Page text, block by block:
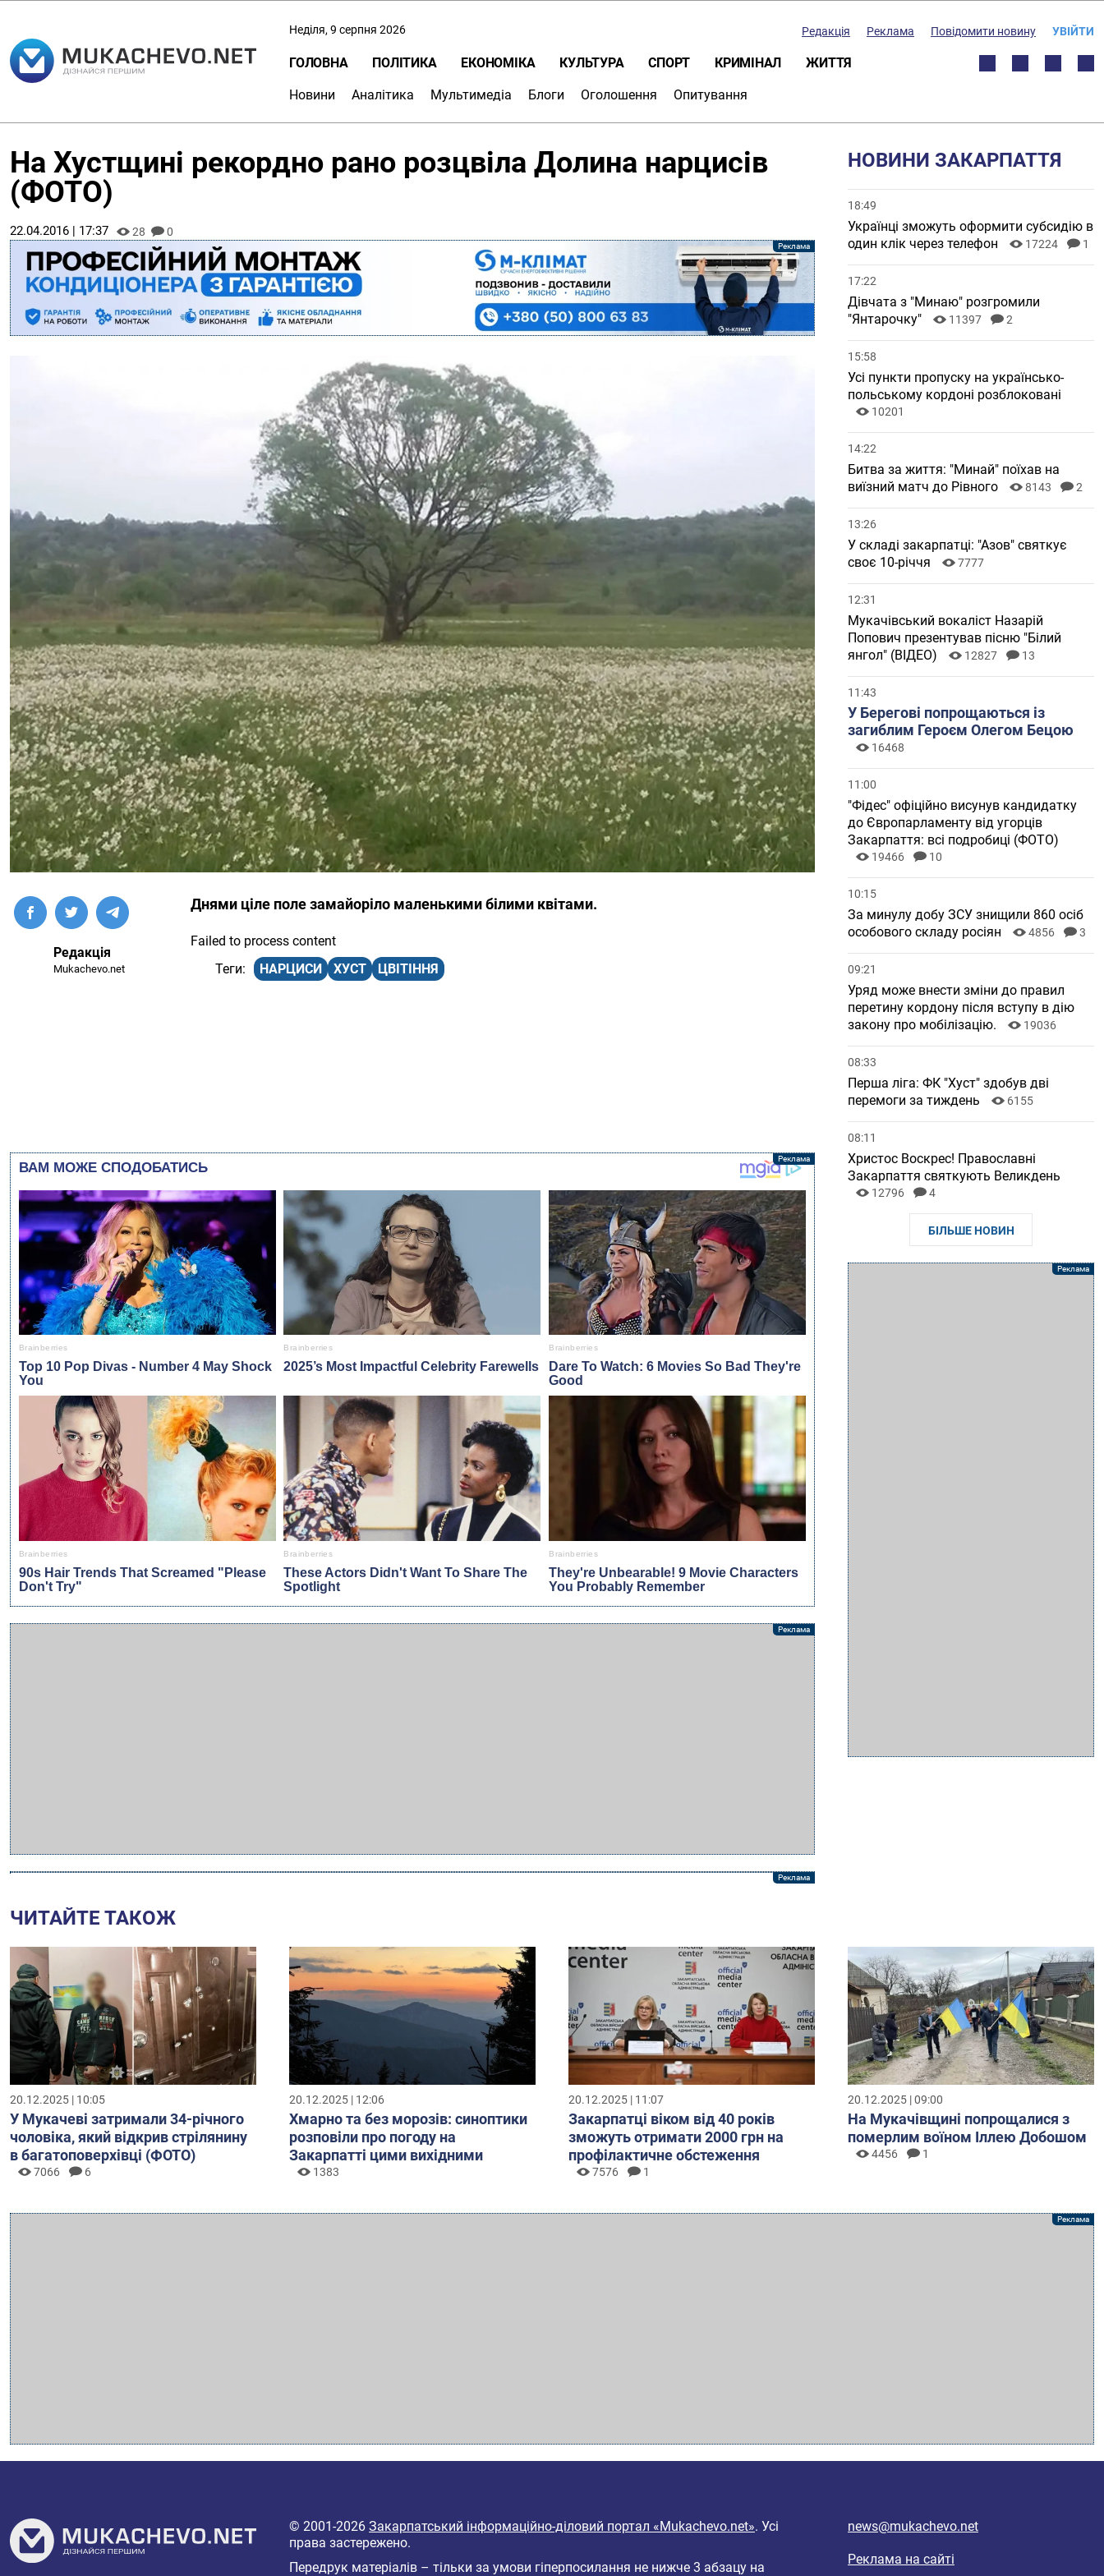
Неділя, 9 серпня 2026 Редакція Реклама Повідомити новину УВІЙТИ
ГОЛОВНА ПОЛІТИКА ЕКОНОМІКА КУЛЬТУРА СПОРТ КРИМІНАЛ ЖИТТЯ
Новини Аналітика Мультимедіа Блоги Оголошення Опитування
На Хустщині рекордно рано розцвіла Долина нарцисів
(ФОТО)
22.04.2016 | 17:37 28 0
Редакція
Mukachevo.net
Днями ціле поле замайоріло маленькими білими квітами.
Failed to process content
НАРЦИСИ
ХУСТ ЦВІТІННЯ
НОВИНИ ЗАКАРПАТТЯ
18:49
Українці зможуть оформити субсидію в
один клік через телефон
17224 1
17:22
Дівчата з "Минаю" розгромили
"Янтарочку"
11397 2
15:58
Усі пункти пропуску на українсько-
польському кордоні розблоковані
10201
14:22
Битва за життя: "Минай" поїхав на
виїзний матч до Рівного
8143 2
13:26
У складі закарпатці: "Азов" святкує
своє 10-річчя
7777
12:31
Мукачівський вокаліст Назарій
Попович презентував пісню "Білий
янгол" (ВІДЕО)
12827 13
11:43
У Берегові попрощаються із
загиблим Героєм Олегом Бецою
16468
11:00
"Фідес" офіційно висунув кандидатку
до Європарламенту від угорців
Закарпаття: всі подробиці (ФОТО)
19466 10
10:15
За минулу добу ЗСУ знищили 860 осіб
особового складу росіян
4856 3
09:21
Уряд може внести зміни до правил
перетину кордону після вступу в дію
закону про мобілізацію.
19036
08:33
Перша ліга: ФК "Хуст" здобув дві
перемоги за тиждень
6155
08:11
Христос Воскрес! Православні
Закарпаття святкують Великдень
12796 4
БІЛЬШЕ НОВИН
ЧИТАЙТЕ ТАКОЖ
20.12.2025 | 10:05
У Мукачеві затримали 34-річного
чоловіка, який відкрив стрілянину
в багатоповерхівці (ФОТО)
7066 6
20.12.2025 | 12:06
Хмарно та без морозів: синоптики
розповіли про погоду на
Закарпатті цими вихідними
1383
20.12.2025 | 11:07
Закарпатці віком від 40 років
зможуть отримати 2000 грн на
профілактичне обстеження
7576 1
20.12.2025 | 09:00
На Мукачівщині попрощалися з
померлим воїном Іллею Добошом
4456 1
© 2001-2026 Закарпатський інформаційно-діловий портал «Mukachevo.net». Усі
права застережено.
Передрук матеріалів – тільки за умови гіперпосилання не нижче 3 абзацу на
news@mukachevo.net
Реклама на сайті